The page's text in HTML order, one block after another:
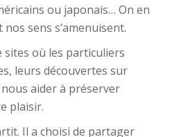
ou japonais… On en
sens s’amenuisent.
sites où les particuliers
leurs découvertes sur
aider à préserver
plaisir.
Il a choisi de partager